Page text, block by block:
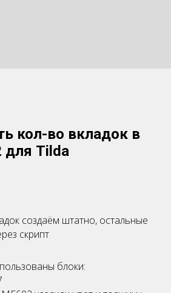
кол-во вкладок в
для Tilda
создаём штатно, остальные
скрипт
блоки: